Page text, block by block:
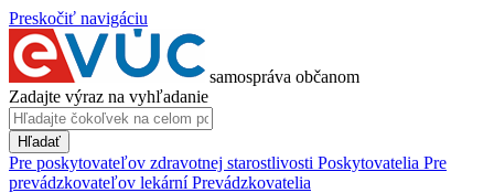
Preskočiť navigáciu
samospráva občanom
Zadajte výraz na vyhľadanie
Hľadať
Pre poskytovateľov zdravotnej starostlivosti Poskytovatelia Pre
prevádzkovateľov lekární Prevádzkovatelia